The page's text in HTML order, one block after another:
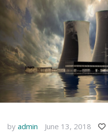
by admin June 13, 2018